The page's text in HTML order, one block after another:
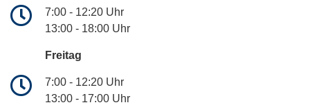
7:00 - 12:20 Uhr
13:00 - 18:00 Uhr
Freitag
7:00 - 12:20 Uhr
13:00 - 17:00 Uhr